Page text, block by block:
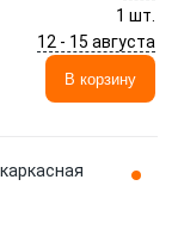
1 шт.
12 - 15 августа
В корзину